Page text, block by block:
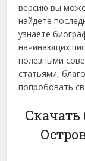
версию вы
найдете
узнаете
начинающих
полезными
статьями,
попробовать
Скачать